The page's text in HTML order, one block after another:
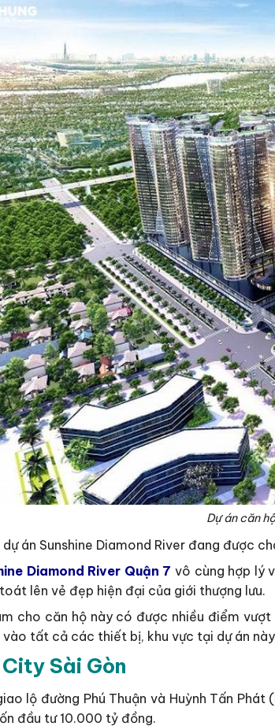
Dự án căn
án Sunshine Diamond River đang được
Diamond River Quận 7 vô cùng hợp lý
lên vẻ đẹp hiện đại của giới thượng lưu.
cho căn hộ này có được nhiều điểm
tất cả các thiết bị, khu vực tại dự án
Sài Gòn
lộ đường Phú Thuận và Huỳnh Tấn Phát
đầu tư 10.000 tỷ đồng.